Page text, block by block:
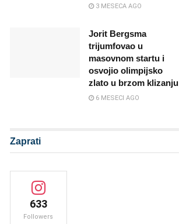
3 MESECA AGO
Jorit Bergsma
trijumfovao u
masovnom startu i
osvojio olimpijsko
zlato u brzom klizanju
6 MESECI AGO
Zaprati
633
Followers